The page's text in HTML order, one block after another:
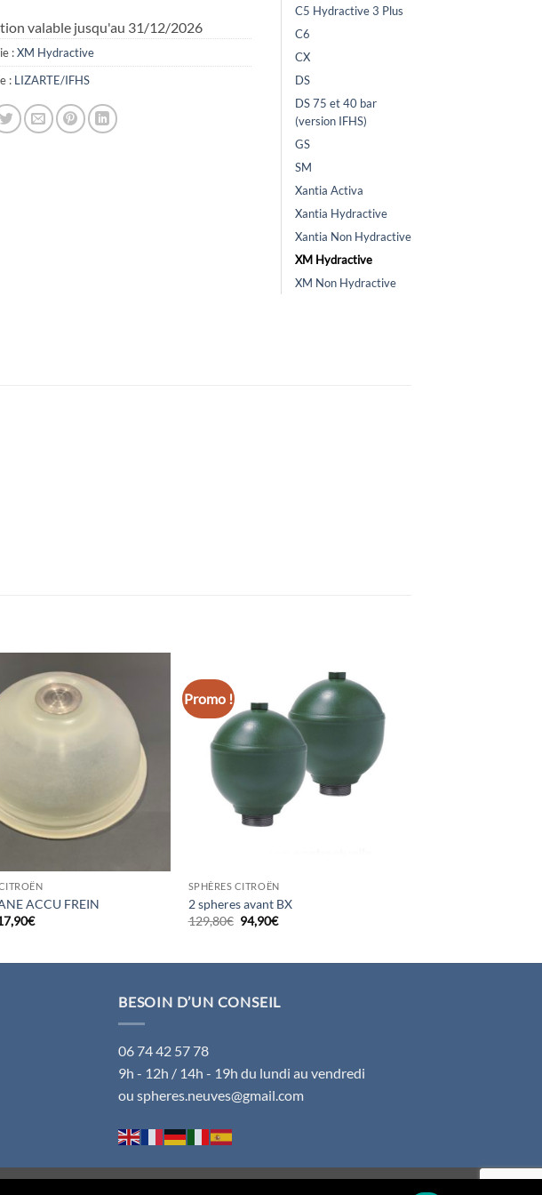
valable jusqu'au 31/12/2026
:XM Hydractive
: LIZARTE/IFHS
C5 Hydractive 3 Plus
C6
CX
DS
DS 75 et 40 bar
(version IFHS)
GS
SM
Xantia Activa
Xantia Hydractive
Xantia Non Hydractive
XM Hydractive
XM Non Hydractive
ACCU FREIN
prix
€Le
Promo !
SPHÈRES CITROËN
2 spheres avant BX
129,80€ Le
prix
94,90€Le
BESOIN D’UN CONSEIL
06 74 42 57 78
9h - 12h / 14h - 19h du lundi au vendredi
ou spheres.neuves@gmail.com